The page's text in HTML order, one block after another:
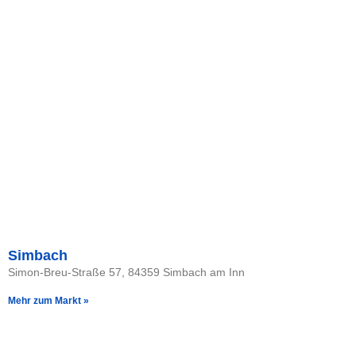
Simbach
Simon-Breu-Straße 57, 84359 Simbach am Inn
Mehr zum Markt »